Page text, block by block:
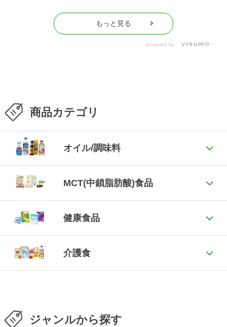
もっと見る
powered by
商品カテゴリ
オイル/調味料
MCT(中鎖脂肪酸)食品
健康食品
介護食
ジャンルから探す